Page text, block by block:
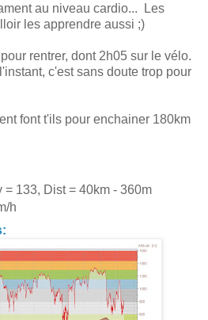
au niveau cardio... Les
les apprendre aussi ;)
rentrer, dont 2h05 sur le vélo.
c'est sans doute trop pour
font t'ils pour enchainer 180km
= 133, Dist = 40km - 360m
h